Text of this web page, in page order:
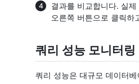
결과를 비교합니다. 실
오른쪽 버튼으로 클릭하
쿼리 성능 모니터링
쿼리 성능은 대규모 데이터